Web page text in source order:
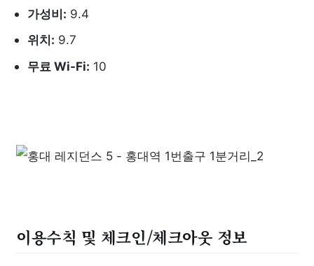
가성비: 9.4
위치: 9.7
무료 Wi-Fi: 10
이용수칙 및 체크인/체크아웃 정보